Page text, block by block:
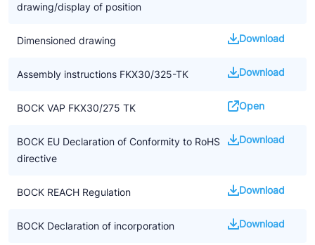
drawing/display of position
Dimensioned drawing Download
Assembly instructions FKX30/325-TK Download
BOCK VAP FKX30/275 TK Open
BOCK EU Declaration of Conformity to RoHS
directive
Download
BOCK REACH Regulation Download
BOCK Declaration of incorporation Download